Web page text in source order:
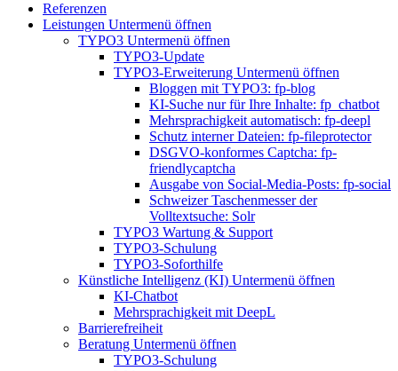
Referenzen
Leistungen Untermenü öffnen
TYPO3 Untermenü öffnen
TYPO3-Update
TYPO3-Erweiterung Untermenü öffnen
Bloggen mit TYPO3: fp-blog
KI-Suche nur für Ihre Inhalte: fp_chatbot
Mehrsprachigkeit automatisch: fp-deepl
Schutz interner Dateien: fp-fileprotector
DSGVO-konformes Captcha: fp-
friendlycaptcha
Ausgabe von Social-Media-Posts: fp-social
Schweizer Taschenmesser der
Volltextsuche: Solr
TYPO3 Wartung & Support
TYPO3-Schulung
TYPO3-Soforthilfe
Künstliche Intelligenz (KI) Untermenü öffnen
KI-Chatbot
Mehrsprachigkeit mit DeepL
Barrierefreiheit
Beratung Untermenü öffnen
TYPO3-Schulung